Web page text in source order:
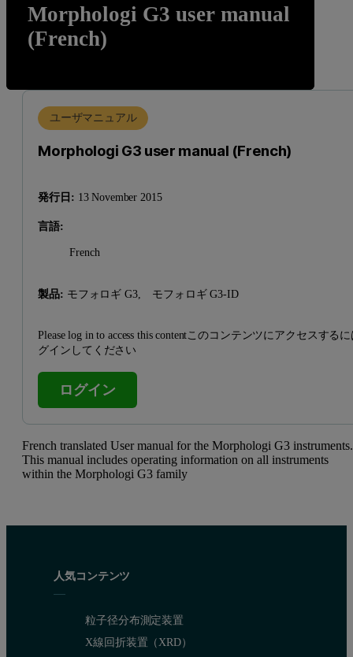
Morphologi G3 user manual
(French)
ユーザマニュアル
Morphologi G3 user manual (French)
発行日: 13 November 2015
言語:
French
製品: モフォロギ G3, モフォロギ G3-ID
Please log in to access this contentこのコンテンツにアクセスする
グインしてください
ログイン
French translated User manual for the Morphologi G3 instruments.
This manual includes operating information on all instruments
within the Morphologi G3 family
人気コンテンツ
粒子径分布測定装置
X線回折装置（XRD）